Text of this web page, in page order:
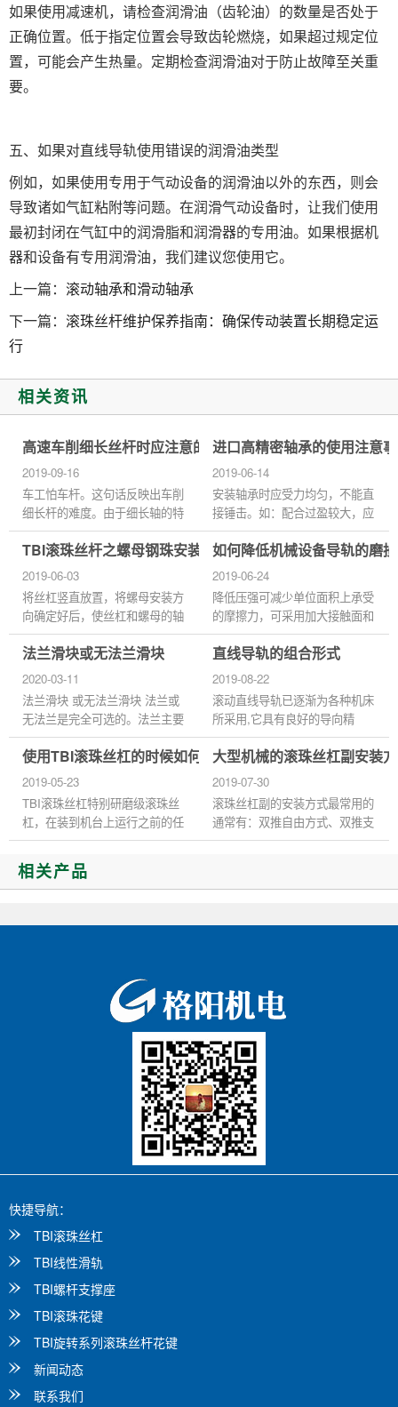
如果使用减速机，请检查润滑油（齿轮油）的数量是否处于
正确位置。低于指定位置会导致齿轮燃烧，如果超过规定位
置，可能会产生热量。定期检查润滑油对于防止故障至关重
要。
五、如果对直线导轨使用错误的润滑油类型
例如，如果使用专用于气动设备的润滑油以外的东西，则会
导致诸如气缸粘附等问题。在润滑气动设备时，让我们使用
最初封闭在气缸中的润滑脂和润滑器的专用油。如果根据机
器和设备有专用润滑油，我们建议您使用它。
上一篇： 滚动轴承和滑动轴承
下一篇： 滚珠丝杆维护保养指南：确保传动装置长期稳定运
行
相关资讯
高速车削细长丝杆时应注意的问题
2019-09-16
车工怕车杆。这句话反映出车削
细长杆的难度。由于细长轴的特
点和技术要求，在高速车削时，
易产生振动、多棱、竹节、圆柱
度差和弯曲等缺陷。要想顺...
进口高精密轴承的使用注意
2019-06-14
安装轴承时应受力均匀，不能直
接锤击。如：配合过盈较大，应
将轴承放在自动 控温的空气加
热炉或油炉中加热，加热温度严
格控制在120°以下。...
TBI滚珠丝杆之螺母钢珠安装
2019-06-03
将丝杠竖直放置，将螺母安装方
向确定好后，使丝杠和螺母的轴
线重合，慢慢将螺母靠近丝杠，
待两者接触时，轻轻旋转螺母，
保证螺母和钢珠进入丝杠轨...
如何降低机械设备导轨的磨损
2019-06-24
降低压强可减少单位面积上承受
的摩擦力，可采用加大接触面和
减轻负荷来降低压强。...
法兰滑块或无法兰滑块
2020-03-11
法兰滑块 或无法兰滑块 法兰或
无法兰是完全可选的。法兰主要
有助于将零件安装在轴承上，从
而使安装更加稳定。我们网上商
店中列出的线性轴承有法兰...
直线导轨的组合形式
2019-08-22
滚动直线导轨已逐渐为各种机床
所采用,它具有良好的导向精
度、耐磨性，承载负荷大,运动
摩擦力小,动静摩擦力变化较小
等特点。 以下是几种常见直线
导轨...
使用TBI滚珠丝杠的时候如何正确识别故障
2019-05-23
TBI滚珠丝杠特别研磨级滚珠丝
杠，在装到机台上运行之前的任
何工序出差错都会影响其使用，
今天格阳机电就为您解答滚珠丝
杠在机床上运行的时候，如何...
大型机械的滚珠丝杠副安装
2019-07-30
滚珠丝杠副的安装方式最常用的
通常有：双推自由方式、双推支
撑方式、双推双推方式。 大型
相关产品
快捷导航：
TBI滚珠丝杠
TBI线性滑轨
TBI螺杆支撑座
TBI滚珠花键
TBI旋转系列滚珠丝杆花键
新闻动态
联系我们